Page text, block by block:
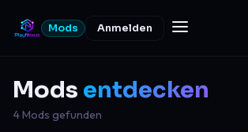
Mods Anmelden
Mods entdecken
4 Mods gefunden